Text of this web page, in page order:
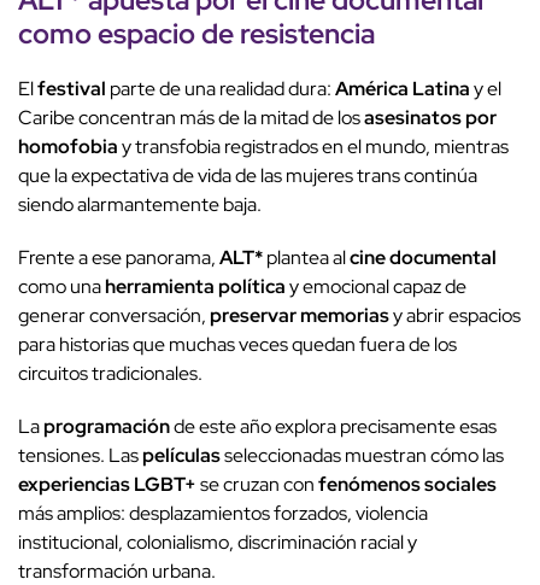
comoespacio de resistencia
Elfestival parte de una realidad dura:América Latinay el
Caribe concentran más de la mitad de losasesinatos por
homofobiay transfobia registrados en el mundo, mientras
que la expectativa de vida de las mujeres trans continúa
siendo alarmantemente baja.
Frente a ese panorama,ALT*plantea alcine documental
como unaherramienta políticay emocional capaz de
generar conversación,preservar memoriasy abrir espacios
para historias que muchas veces quedan fuera de los
circuitos tradicionales.
Laprogramaciónde este año explora precisamente esas
tensiones. Laspelículasseleccionadas muestran cómo las
experiencias LGBT+se cruzan confenómenos sociales
más amplios: desplazamientos forzados, violencia
institucional, colonialismo, discriminación racial y
transformación urbana.